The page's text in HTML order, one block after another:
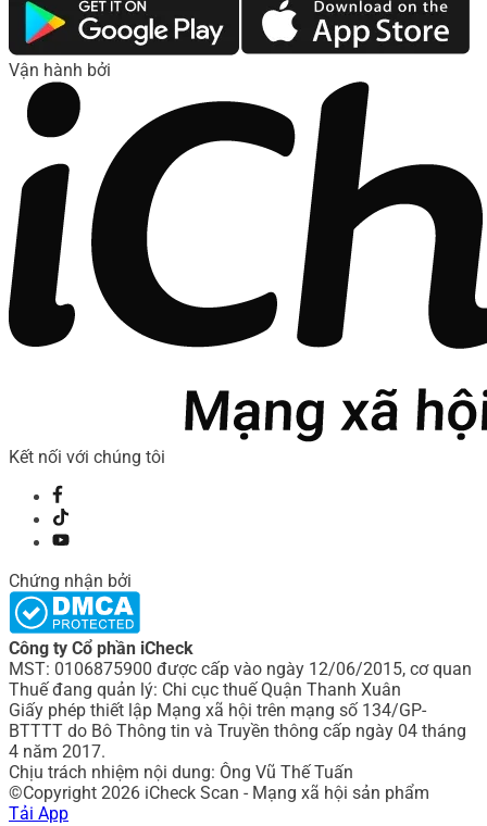
Vận hành bởi
Kết nối với chúng tôi
Chứng nhận bởi
Công ty Cổ phần iCheck
MST: 0106875900 được cấp vào ngày 12/06/2015, cơ quan
Thuế đang quản lý: Chi cục thuế Quận Thanh Xuân
Giấy phép thiết lập Mạng xã hội trên mạng số 134/GP-
BTTTT do Bô Thông tin và Truyền thông cấp ngày 04 tháng
4 năm 2017.
Chịu trách nhiệm nội dung: Ông Vũ Thế Tuấn
©Copyright 2026 iCheck Scan - Mạng xã hội sản phẩm
Tải App